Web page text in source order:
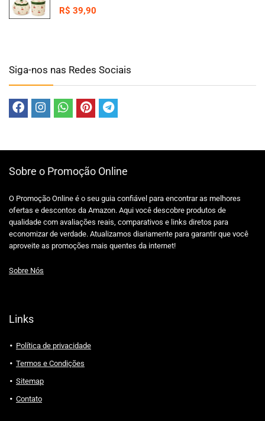
R$ 39,90
Siga-nos nas Redes Sociais
Sobre o Promoção Online
O Promoção Online é o seu guia confiável para encontrar as melhores
ofertas e descontos da Amazon. Aqui você descobre produtos de
qualidade com avaliações reais, comparativos e links diretos para
economizar de verdade. Atualizamos diariamente para garantir que você
aproveite as promoções mais quentes da internet!
Sobre Nós
Links
Política de privacidade
Termos e Condições
Sitemap
Contato